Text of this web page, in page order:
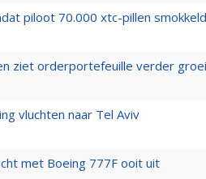
piloot 70.000 xtc-pillen
ziet orderportefeuille verder
vluchten naar Tel Aviv
met Boeing 777F ooit uit